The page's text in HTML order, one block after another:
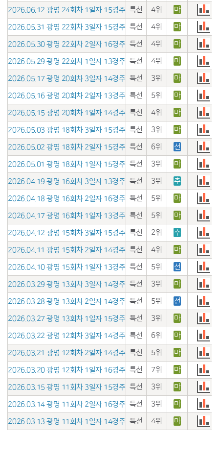
2026.06.12 광명 24회차 1일자 15경주 특선 4위 마
2026.05.31 광명 22회차 3일자 15경주 특선 4위 마
2026.05.30 광명 22회차 2일자 16경주 특선 4위 마
2026.05.29 광명 22회차 1일자 13경주 특선 4위 마
2026.05.17 광명 20회차 3일자 14경주 특선 3위 마
2026.05.16 광명 20회차 2일자 13경주 특선 5위 마
2026.05.15 광명 20회차 1일자 14경주 특선 4위 마
2026.05.03 광명 18회차 3일자 15경주 특선 3위 마
2026.05.02 광명 18회차 2일자 15경주 특선 6위 선
2026.05.01 광명 18회차 1일자 15경주 특선 3위 마
2026.04.19 광명 16회차 3일자 13경주 특선 3위 추
2026.04.18 광명 16회차 2일자 16경주 특선 5위 마
2026.04.17 광명 16회차 1일자 13경주 특선 5위 마
2026.04.12 광명 15회차 3일자 15경주 특선 2위 추
2026.04.11 광명 15회차 2일자 14경주 특선 4위 마
2026.04.10 광명 15회차 1일자 13경주 특선 5위 선
2026.03.29 광명 13회차 3일자 14경주 특선 3위 마
2026.03.28 광명 13회차 2일자 14경주 특선 5위 선
2026.03.27 광명 13회차 1일자 15경주 특선 3위 마
2026.03.22 광명 12회차 3일자 14경주 특선 6위 마
2026.03.21 광명 12회차 2일자 14경주 특선 5위 마
2026.03.20 광명 12회차 1일자 16경주 특선 7위 마
2026.03.15 광명 11회차 3일자 15경주 특선 3위 마
2026.03.14 광명 11회차 2일자 16경주 특선 3위 마
2026.03.13 광명 11회차 1일자 14경주 특선 4위 마